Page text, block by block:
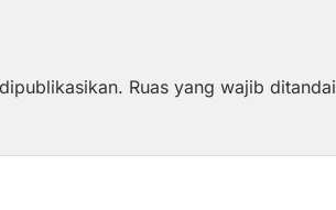
Ruas yang wajib ditandai